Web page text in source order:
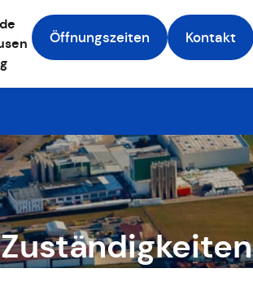
Öffnungszeiten Kontakt